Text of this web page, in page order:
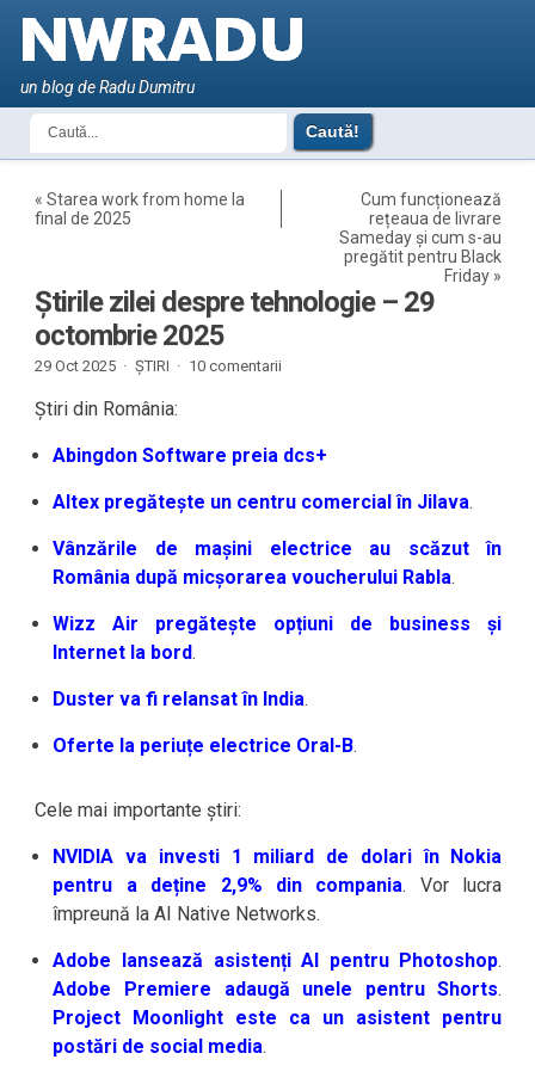
un blog de Radu Dumitru
«Starea work from home la
final de 2025
Cum funcționează
rețeaua de livrare
Sameday și cum s-au
pregătit pentru Black
Friday »
Știrile zilei despre tehnologie – 29
octombrie 2025
29 Oct 2025 · ȘTIRI · 10 comentarii
Știri din România:
Abingdon Software preia dcs+
Altex pregătește un centru comercial în Jilava.
Vânzările de mașini electrice au scăzut în
România după micșorarea voucherului Rabla.
Wizz Air pregătește opțiuni de business și
Internet la bord.
Duster va fi relansat în India.
Oferte la periuțe electrice Oral-B.
Cele mai importante știri:
NVIDIA va investi 1 miliard de dolari în Nokia
pentru a deține 2,9% din compania. Vor lucra
împreună la AI Native Networks.
Adobe lansează asistenți AI pentru Photoshop.
Adobe Premiere adaugă unele pentru Shorts.
Project Moonlight este ca un asistent pentru
postări de social media.